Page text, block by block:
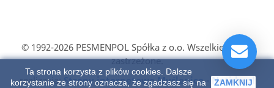
Ta strona korzysta z plików cookies. Dalsze
korzystanie ze strony oznacza, że zgadzasz się na
ZAMKNIJ
© 1992-2026 PESMENPOL Spółka z o.o. Wszelkie prawa
zastrzeżone.
realizacja:Strony internetowe Myślenice - Netido.pl